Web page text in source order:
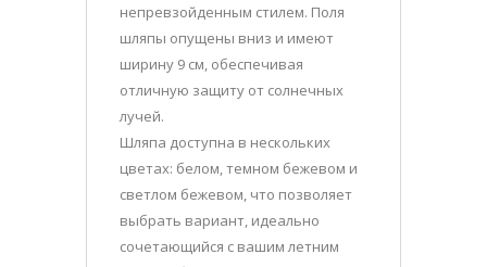
непревзойденным стилем. Поля
шляпы опущены вниз и имеют
ширину 9 см, обеспечивая
отличную защиту от солнечных
лучей.
Шляпа доступна в нескольких
цветах: белом, темном бежевом и
светлом бежевом, что позволяет
выбрать вариант, идеально
сочетающийся с вашим летним